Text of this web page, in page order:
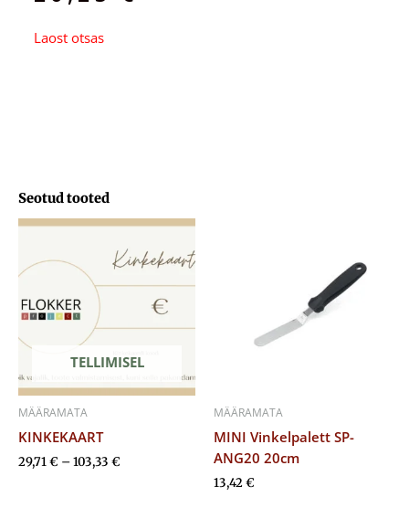
Laost otsas
Seotud tooted
TELLIMISEL
MÄÄRAMATA
KINKEKAART
29,71€ –103,33 €
Hinnavahemik:
kuni
103,33 €
MÄÄRAMATA
MINI Vinkelpalett SP-
ANG20 20cm
13,42€